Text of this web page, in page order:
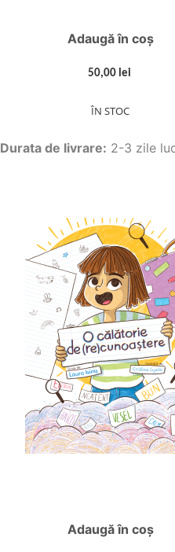
Adaugă în coș
50,00 lei
ÎN STOC
Durata de livrare: 2-3 zile
Adaugă în coș